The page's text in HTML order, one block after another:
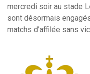
mercredi soir au stade
sont désormais
matchs d'affilée sans